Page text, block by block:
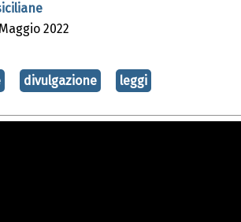
2022
divulgazione leggi